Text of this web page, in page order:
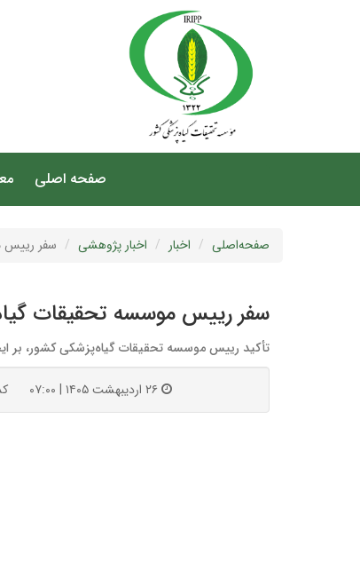
صفحه اصلی
صفحه‌اصلی اخبار اخبار پژوهشی سفر رییس
سفر رییس موسسه تحقیقات
تأکید رییس موسسه تحقیقات گیاه‌پزشکی کشور، بر
۲۶ اردیبهشت ۱۴۰۵ | ۰۷:۰۰ کد